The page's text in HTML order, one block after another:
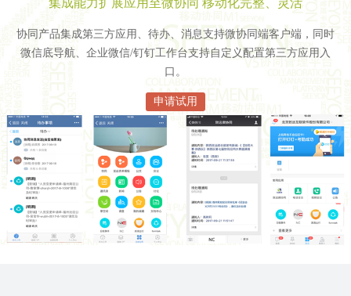
协同产品集成第三方应用、待办、消息支持微协同端客户端，同时
微信底导航、企业微信/钉钉工作台支持自定义配置第三方应用入
口。
申请试用